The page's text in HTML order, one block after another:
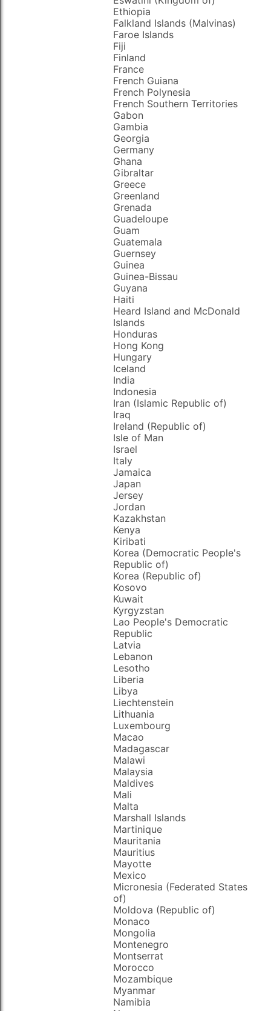
Ethiopia
Falkland Islands (Malvinas)
Faroe Islands
Fiji
Finland
France
French Guiana
French Polynesia
French Southern Territories
Gabon
Gambia
Georgia
Germany
Ghana
Gibraltar
Greece
Greenland
Grenada
Guadeloupe
Guam
Guatemala
Guernsey
Guinea
Guinea-Bissau
Guyana
Haiti
Heard Island and McDonald
Islands
Honduras
Hong Kong
Hungary
Iceland
India
Indonesia
Iran (Islamic Republic of)
Iraq
Ireland (Republic of)
Isle of Man
Israel
Italy
Jamaica
Japan
Jersey
Jordan
Kazakhstan
Kenya
Kiribati
Korea (Democratic People's
Republic of)
Korea (Republic of)
Kosovo
Kuwait
Kyrgyzstan
Lao People's Democratic
Republic
Latvia
Lebanon
Lesotho
Liberia
Libya
Liechtenstein
Lithuania
Luxembourg
Macao
Madagascar
Malawi
Malaysia
Maldives
Mali
Malta
Marshall Islands
Martinique
Mauritania
Mauritius
Mayotte
Mexico
Micronesia (Federated States
of)
Moldova (Republic of)
Monaco
Mongolia
Montenegro
Montserrat
Morocco
Mozambique
Myanmar
Namibia